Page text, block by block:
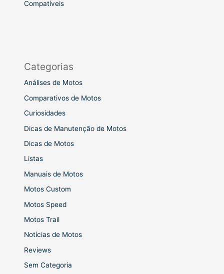
Compatíveis
Categorias
Análises de Motos
Comparativos de Motos
Curiosidades
Dicas de Manutenção de Motos
Dicas de Motos
Listas
Manuais de Motos
Motos Custom
Motos Speed
Motos Trail
Notícias de Motos
Reviews
Sem Categoria